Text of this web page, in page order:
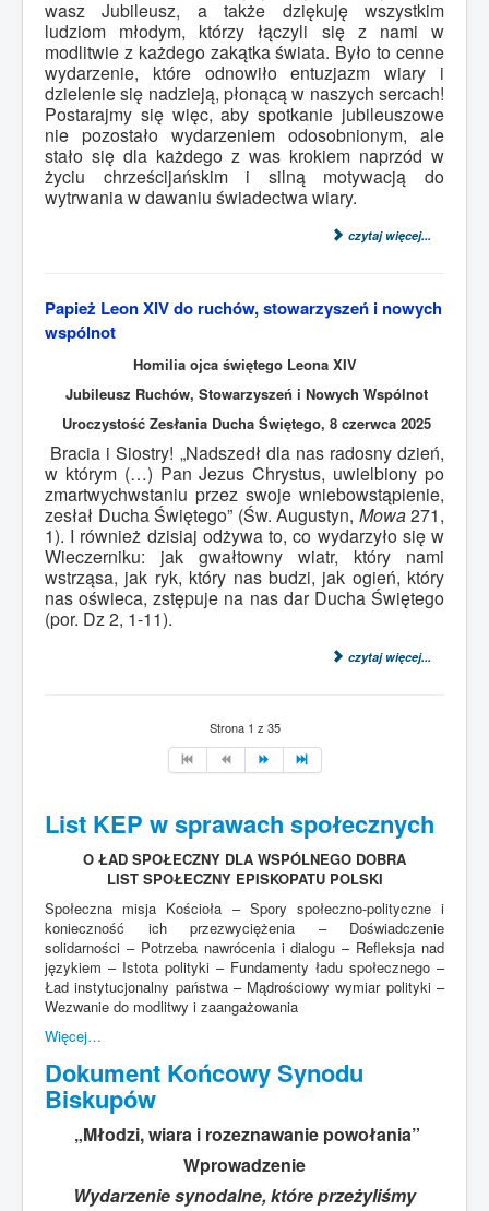
wasz Jubileusz, a także dziękuję wszystkim
ludziom młodym, którzy łączyli się z nami w
modlitwie z każdego zakątka świata. Było to cenne
wydarzenie, które odnowiło entuzjazm wiary i
dzielenie się nadzieją, płonącą w naszych sercach!
Postarajmy się więc, aby spotkanie jubileuszowe
nie pozostało wydarzeniem odosobnionym, ale
stało się dla każdego z was krokiem naprzód w
życiu chrześcijańskim i silną motywacją do
wytrwania w dawaniu świadectwa wiary.
czytaj więcej...
Papież Leon XIV do ruchów, stowarzyszeń i nowych
wspólnot
Homilia ojca świętego Leona XIV
Jubileusz Ruchów, Stowarzyszeń i Nowych Wspólnot
Uroczystość Zesłania Ducha Świętego, 8 czerwca 2025
Bracia i Siostry! „Nadszedł dla nas radosny dzień,
w którym (…) Pan Jezus Chrystus, uwielbiony po
zmartwychwstaniu przez swoje wniebowstąpienie,
zesłał Ducha Świętego” (Św. Augustyn, Mowa271,
1). I również dzisiaj odżywa to, co wydarzyło się w
Wieczerniku: jak gwałtowny wiatr, który nami
wstrząsa, jak ryk, który nas budzi, jak ogień, który
nas oświeca, zstępuje na nas dar Ducha Świętego
(por. Dz 2, 1-11).
czytaj więcej...
Strona 1 z 35
List KEP w sprawach społecznych
O ŁAD SPOŁECZNY DLA WSPÓLNEGO DOBRA
LIST SPOŁECZNY EPISKOPATU POLSKI
Społeczna misja Kościoła – Spory społeczno-polityczne i
konieczność ich przezwyciężenia – Doświadczenie
solidarności – Potrzeba nawrócenia i dialogu – Refleksja nad
językiem – Istota polityki – Fundamenty ładu społecznego –
Ład instytucjonalny państwa – Mądrościowy wymiar polityki –
Wezwanie do modlitwy i zaangażowania
Więcej…
Dokument Końcowy Synodu
Biskupów
„Młodzi, wiara i rozeznawanie powołania”
Wprowadzenie
Wydarzenie synodalne, które przeżyliśmy